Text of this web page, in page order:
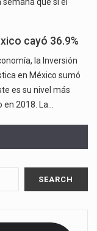
cayó 36.9%
la Inversión
en México sumó
es su nivel más
2018. La…